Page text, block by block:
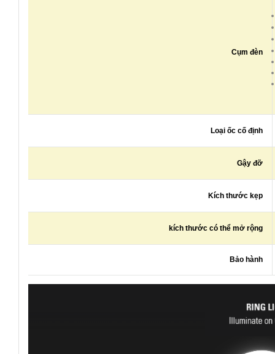
Cụm đèn
Loại ốc cố định
Gậy đỡ
Kích thước kẹp
kích thước có thể mở rộng
Bảo hành